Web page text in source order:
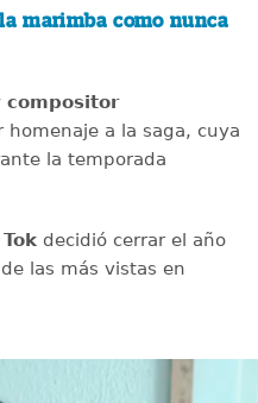
marimba como nunca
compositor
a la saga, cuya
la temporada
decidió cerrar el año
las más vistas en